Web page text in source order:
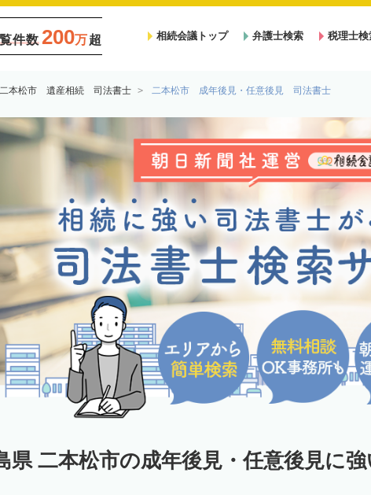
件数 200万超 相続会議トップ 弁護士検索 税理士検
二本松市 遺産相続 司法書士 二本松市 成年後見・任意後見 司法書士
県 二本松市の成年後見・任意後見に